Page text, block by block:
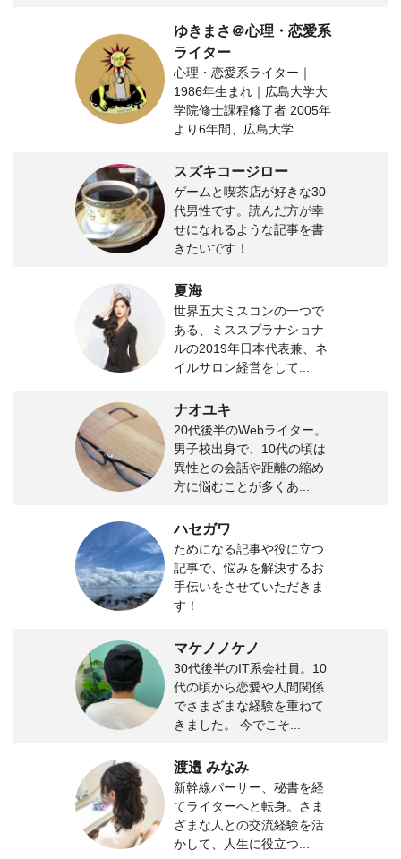
ゆきまさ＠心理・恋愛系
ライター
心理・恋愛系ライター｜
1986年生まれ｜広島大学大
学院修士課程修了者 2005年
より6年間、広島大学...
スズキコージロー
ゲームと喫茶店が好きな30
代男性です。読んだ方が幸
せになれるような記事を書
きたいです！
夏海
世界五大ミスコンの一つで
ある、ミススプラナショナ
ルの2019年日本代表兼、ネ
イルサロン経営をして...
ナオユキ
20代後半のWebライター。
男子校出身で、10代の頃は
異性との会話や距離の縮め
方に悩むことが多くあ...
ハセガワ
ためになる記事や役に立つ
記事で、悩みを解決するお
手伝いをさせていただきま
す！
マケノノケノ
30代後半のIT系会社員。10
代の頃から恋愛や人間関係
でさまざまな経験を重ねて
きました。 今でこそ...
渡邉 みなみ
新幹線パーサー、秘書を経
てライターへと転身。さま
ざまな人との交流経験を活
かして、人生に役立つ...